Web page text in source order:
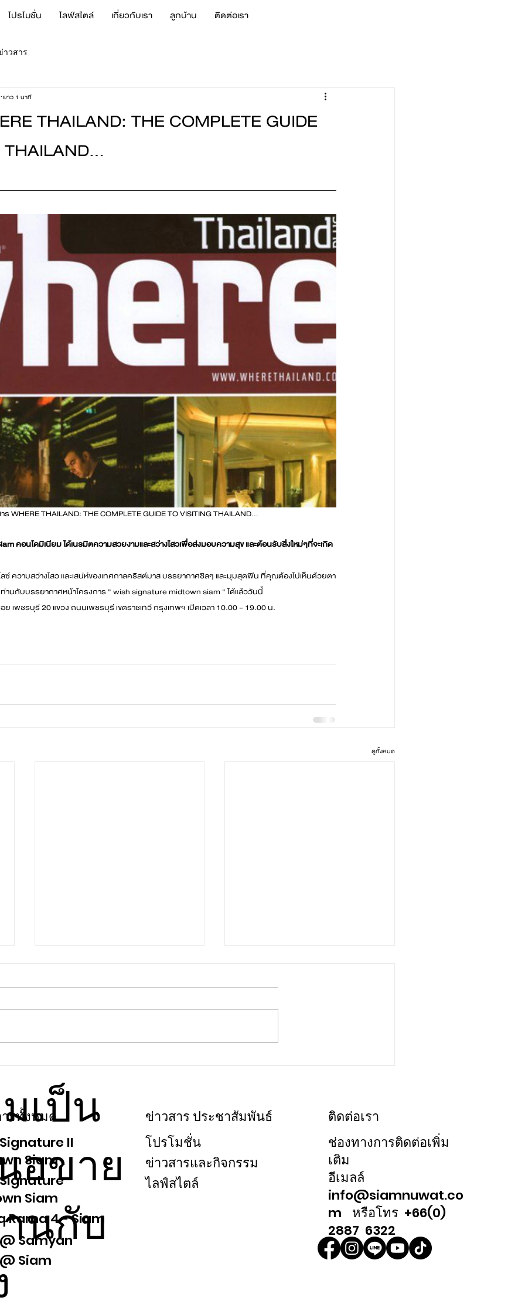
โปรโมชั่น ไลฟ์สไตล์ เกี่ยวกับเรา ลูกบ้าน ติดต่อเรา
าวสาร
THAILAND: THE COMPLETE GUIDE
ยาว 1 นาที
WHERE THAILAND: THE COMPLETE GUIDE TO VISITING THAILAND...
คอนโดมิเนียม ได้เนรมิตความสวยงามและสว่างไสวเพื่อส่งมอบความสุข และต้อนรับสิ่งใหม่ๆที่จะเกิด
ความสว่างไสว และเสน่ห์ของเทศกาลคริสต์มาส บรรยากาศชิลๆ และมุมสุดฟิน ที่คุณต้องไปเห็นด้วยตา
านกับบรรยากาศหน้าโครงการ " wish signature midtown siam " ได้แล้ววันนี้
เพชรบุรี 20 แขวง ถนนเพชรบุรี เขตราชเทวี กรุงเทพฯ เปิดเวลา 10.00 - 19.00 น.
ดูทั้งหมด
ติดต่อเรา
ช่องทางการติดต่อเพิ่ม
เติม
อีเมลล์
info@siamnuwat.co
m หรือโทร +66(0)
2887 6322
รทั้งหมด
II
Siam
Siam
Rama 4 - Siam
Siam
Samyan
เป็น
อขาย
นกับ
ข่าวสาร ประชาสัมพันธ์
โปรโมชั่น
ข่าวสารและกิจกรรม
ไลฟ์สไตล์